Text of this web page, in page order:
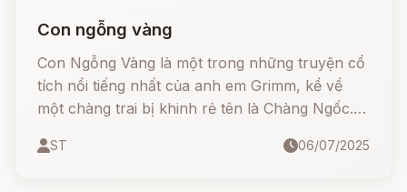
Con ngỗng vàng
Con Ngỗng Vàng là một trong những truyện cổ
tích nổi tiếng nhất của anh em Grimm, kể về
một chàng trai bị khinh rẻ tên là Chàng Ngốc.
được ban tặng một con ngỗng bằng vàng – mở
ST 06/07/2025